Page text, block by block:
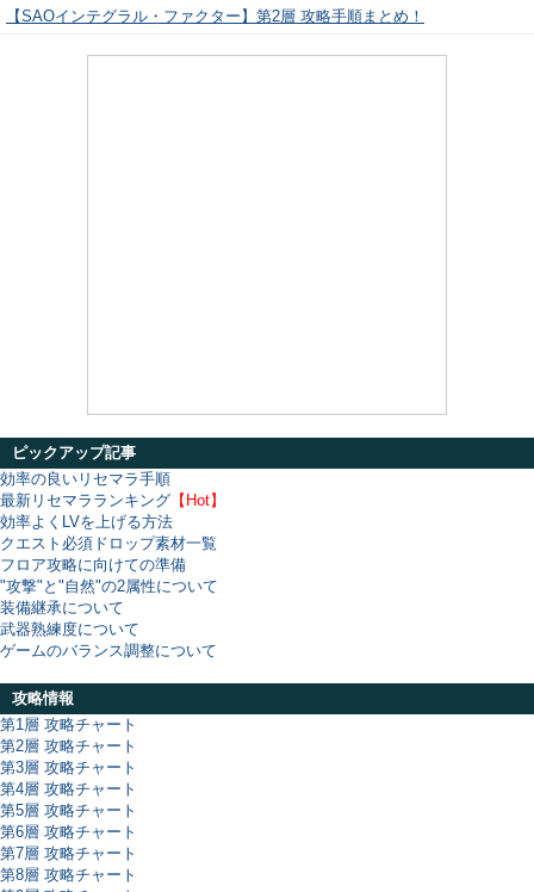
【SAOインテグラル・ファクター】第2層 攻略手順まとめ！
ピックアップ記事
効率の良いリセマラ手順
最新リセマラランキング 【Hot】
効率よくLVを上げる方法
クエスト必須ドロップ素材一覧
フロア攻略に向けての準備
"攻撃"と"自然"の2属性について
装備継承について
武器熟練度について
ゲームのバランス調整について
攻略情報
第1層 攻略チャート
第2層 攻略チャート
第3層 攻略チャート
第4層 攻略チャート
第5層 攻略チャート
第6層 攻略チャート
第7層 攻略チャート
第8層 攻略チャート